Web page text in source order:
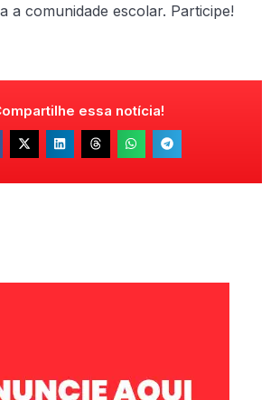
a comunidade escolar. Participe!
essa notícia!